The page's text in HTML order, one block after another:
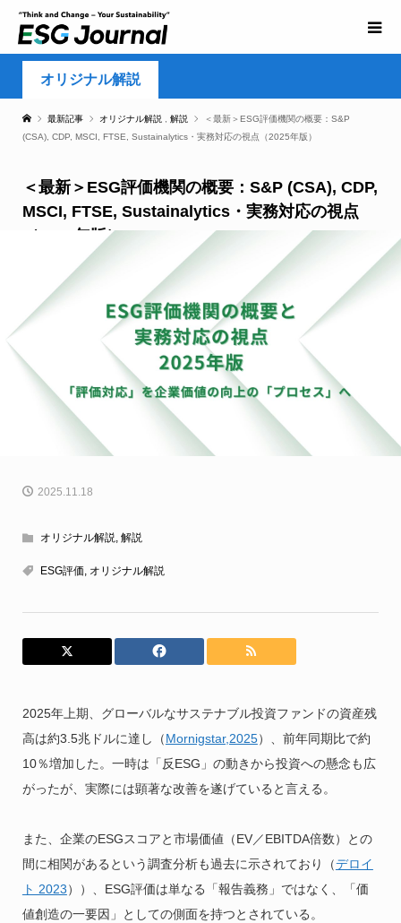
オリジナル解説
最新記事 オリジナル解説 解説
＜最新＞ESG評価機関の概要：S&P
(CSA), CDP, MSCI, FTSE, Sustainalytics・実務対応の視点（2025年版）
＜最新＞ESG評価機関の概要：S&P (CSA), CDP,
MSCI, FTSE, Sustainalytics・実務対応の視点
（2025年版）
2025.11.18
オリジナル解説, 解説
ESG評価, オリジナル解説
2025年上期、グローバルなサステナブル投資ファンドの資産残
高は約3.5兆ドルに達し（Mornigstar,2025）、前年同期比で約
10％増加した。一時は「反ESG」の動きから投資への懸念も広
がったが、実際には顕著な改善を遂げていると言える。
また、企業のESGスコアと市場価値（EV／EBITDA倍数）との
間に相関があるという調査分析も過去に示されており（デロイ
ト 2023））、ESG評価は単なる「報告義務」ではなく、「価
値創造の一要因」としての側面を持つとされている。